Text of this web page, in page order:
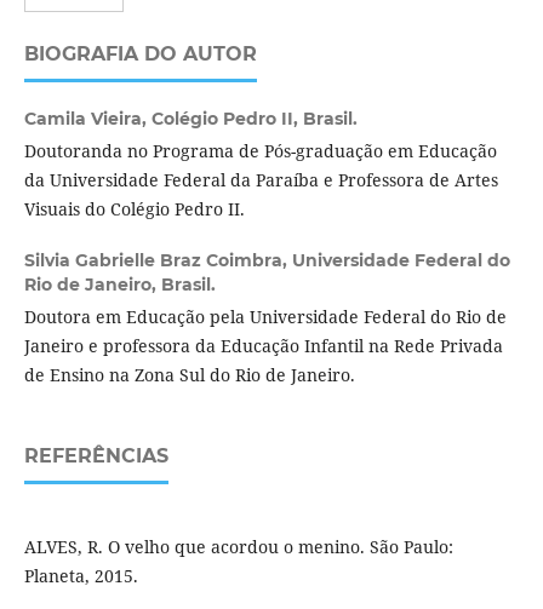
BIOGRAFIA DO AUTOR
Camila Vieira, Colégio Pedro II, Brasil.
Doutoranda no Programa de Pós-graduação em Educação
da Universidade Federal da Paraíba e Professora de Artes
Visuais do Colégio Pedro II.
Silvia Gabrielle Braz Coimbra, Universidade Federal do
Rio de Janeiro, Brasil.
Doutora em Educação pela Universidade Federal do Rio de
Janeiro e professora da Educação Infantil na Rede Privada
de Ensino na Zona Sul do Rio de Janeiro.
REFERÊNCIAS
ALVES, R. O velho que acordou o menino. São Paulo:
Planeta, 2015.